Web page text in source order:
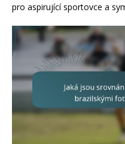
pro aspirující sportovce a